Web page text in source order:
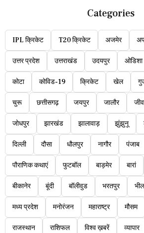
Categories
IPL क्रिकेट T20 क्रिकेट अजमेर
उत्तर प्रदेश उत्तराखंड उदयपुर ओडिशा
कोटा कोविड-19 क्रिकेट खेल
चुरू छत्तीसगढ़ जयपुर जालौर
जोधपुर झारखंड झालावाड़ झुंझुनू
दिल्ली दौसा धौलपुर नागौर पंजाब
पौराणिक कथाएं फुटबॉल बाड़मेर बारां
बीकानेर बूंदी बॉलीवुड भरतपुर
मध्य प्रदेश मनोरंजन महाराष्ट्र मौसम
राजस्थान राशिफल विश्व ख़बरें व्यापार